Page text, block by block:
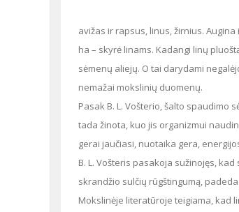
avižas ir rapsus, linus, žirnius.
ha – skyrė linams. Kadangi linų
sėmenų aliejų. O tai darydami
nemažai mokslinių duomenų.
Pasak B. L. Vošterio, šalto spaudimo sėmenų aliejus nuo seno mūsų krašte ypač vertintas ir vartotas šaltuoju metų laiku. Vargu ar
tada žinota, kuo jis organizmui
gerai jaučiasi, nuotaika gera,
B. L. Vošteris pasakoja sužinojęs, kad sėmenų aliejus saugo skrandį ir žarnyną nuo sudirginimo, slopina žarnyno uždegimus, mažina
skrandžio sulčių rūgštingumą,
Mokslinėje literatūroje teigiama, kad linų sėmenyse esantys lignanai ir omega-3 rūgštys, šalindami iš organizmo laisvuosius